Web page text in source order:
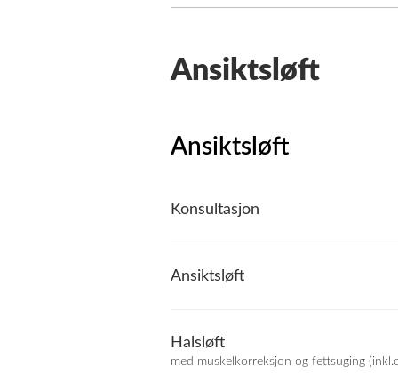
Ansiktsløft
Ansiktsløft
Konsultasjon
Ansiktsløft
Halsløft
med muskelkorreksjon og fettsuging